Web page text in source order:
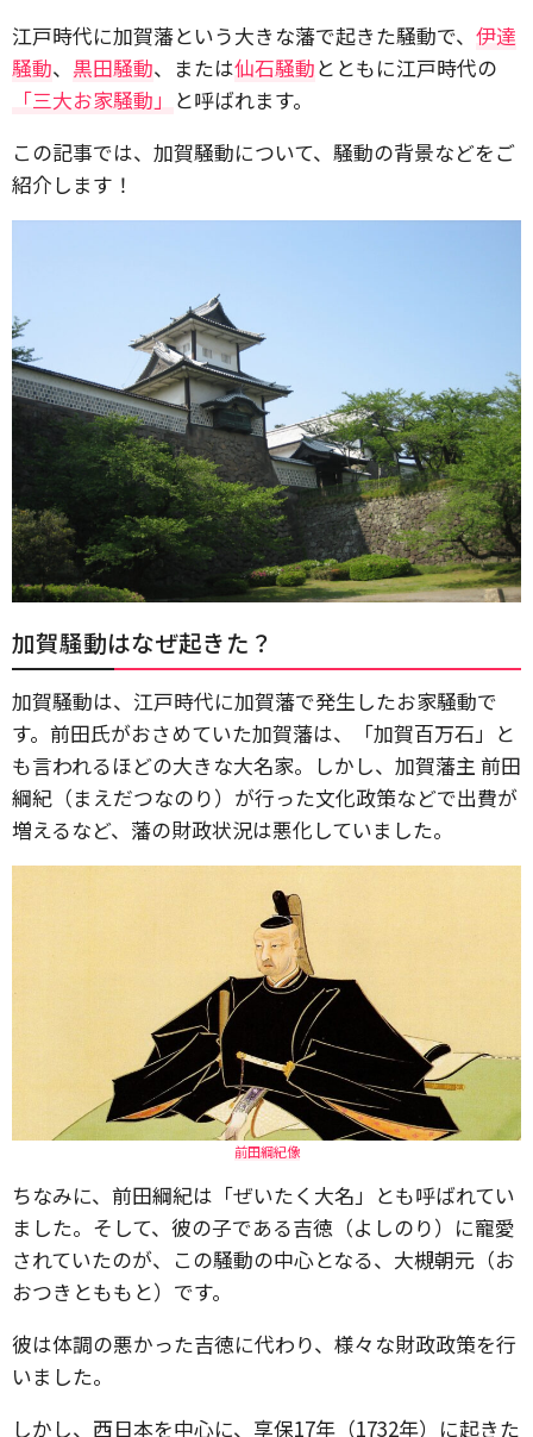
江戸時代に加賀藩という大きな藩で起きた騒動で、 伊達
騒動、 黒田騒動、または仙石騒動とともに江戸時代の
「三大お家騒動」 と呼ばれます。
この記事では、加賀騒動について、騒動の背景などをご
紹介します！
加賀騒動はなぜ起きた？
加賀騒動は、江戸時代に加賀藩で発生したお家騒動で
す。前田氏がおさめていた加賀藩は、「加賀百万石」と
も言われるほどの大きな大名家。しかし、加賀藩主 前田
綱紀（まえだつなのり）が行った文化政策などで出費が
増えるなど、藩の財政状況は悪化していました。
前田綱紀像
ちなみに、前田綱紀は「ぜいたく大名」とも呼ばれてい
ました。そして、彼の子である吉徳（よしのり）に寵愛
されていたのが、この騒動の中心となる、大槻朝元（お
おつきとももと）です。
彼は体調の悪かった吉徳に代わり、様々な財政政策を行
いました。
しかし、西日本を中心に、享保17年（1732年）に起きた